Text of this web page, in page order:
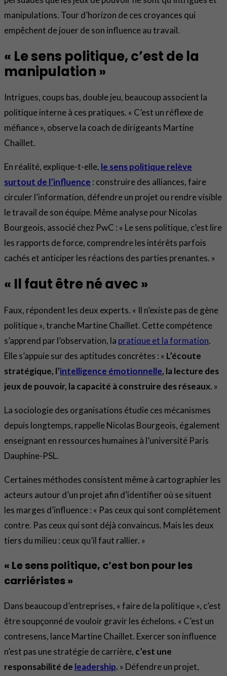
manipulations. Tour d’horizon de ces croyances qui
empêchent de jouer de son influence au travail.
« Le sens politique, c’est de la
manipulation »
Intrigues, coups bas, double jeu, beaucoup associent la
politique interne à ces pratiques. « C’est un réflexe de
méfiance », observe la coach de dirigeants Martine
Chaillet.
En réalité, explique-t-elle, le sens politique relève
surtout de l’influence : construire des alliances, faire
circuler l’information, défendre un projet ou rendre visible
le travail de son équipe. Même analyse pour Nicolas
Bourgeois, associé chez PwC : « Le sens politique, c’est lire
les rapports de force, comprendre les intérêts parfois
cachés et anticiper les réactions des parties prenantes. »
« Il faut être né avec »
Faux, répondent les deux experts. « Il n’existe pas de gène
politique », tranche Martine Chaillet. Cette compétence
s’apprend par l’observation, la pratique et la formation.
Elle s’appuie sur des aptitudes concrètes : « L’écoute
stratégique, l’intelligence émotionnelle, la lecture des
jeux de pouvoir, la capacité à construire des réseaux. »
La sociologie des organisations étudie ces mécanismes
depuis longtemps, rappelle Nicolas Bourgeois, également
enseignant en ressources humaines à l’université Paris
Dauphine-PSL.
Certaines méthodes consistent même à cartographier les
acteurs autour d’un projet afin d’identifier où se situent
les marges d’influence : « Pas ceux qui sont complètement
contre. Pas ceux qui sont déjà convaincus. Mais les deux
tiers du milieu : ceux qu’il faut rallier. »
« Le sens politique, c’est bon pour les
carriéristes »
Dans beaucoup d’entreprises, « faire de la politique », c’est
être soupçonné de vouloir gravir les échelons. « C’est un
contresens, lance Martine Chaillet. Exercer son influence
n’est pas une stratégie de carrière, c’est une
responsabilité de leadership. » Défendre un projet,